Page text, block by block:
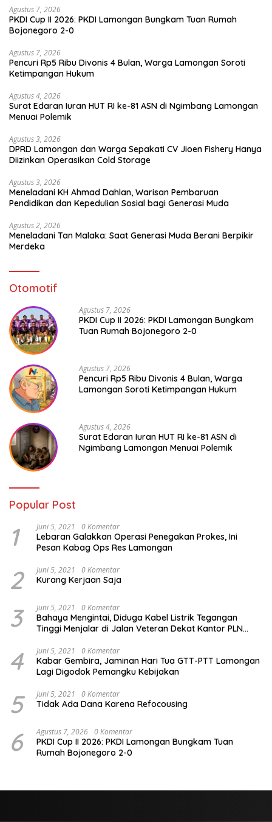
Agustus 7, 2026
PKDI Cup II 2026: PKDI Lamongan Bungkam Tuan Rumah
Bojonegoro 2-0
Agustus 7, 2026
Pencuri Rp5 Ribu Divonis 4 Bulan, Warga Lamongan Soroti
Ketimpangan Hukum
Agustus 4, 2026
Surat Edaran Iuran HUT RI ke-81 ASN di Ngimbang Lamongan
Menuai Polemik
Agustus 3, 2026
DPRD Lamongan dan Warga Sepakati CV Jioen Fishery Hanya
Diizinkan Operasikan Cold Storage
Agustus 3, 2026
Meneladani KH Ahmad Dahlan, Warisan Pembaruan
Pendidikan dan Kepedulian Sosial bagi Generasi Muda
Agustus 2, 2026
Meneladani Tan Malaka: Saat Generasi Muda Berani Berpikir
Merdeka
Otomotif
Agustus 7, 2026
PKDI Cup II 2026: PKDI Lamongan Bungkam
Tuan Rumah Bojonegoro 2-0
Agustus 7, 2026
Pencuri Rp5 Ribu Divonis 4 Bulan, Warga
Lamongan Soroti Ketimpangan Hukum
Agustus 4, 2026
Surat Edaran Iuran HUT RI ke-81 ASN di
Ngimbang Lamongan Menuai Polemik
Popular Post
1 Juni 5, 2021 0 Komentar
Lebaran Galakkan Operasi Penegakan Prokes, Ini
Pesan Kabag Ops Res Lamongan
2 Juni 5, 2021 0 Komentar
Kurang Kerjaan Saja
3 Juni 5, 2021 0 Komentar
Bahaya Mengintai, Diduga Kabel Listrik Tegangan
Tinggi Menjalar di Jalan Veteran Dekat Kantor PLN
4 Juni 5, 2021 0 Komentar
Kabar Gembira, Jaminan Hari Tua GTT-PTT Lamongan
Lagi Digodok Pemangku Kebijakan
5 Juni 5, 2021 0 Komentar
Tidak Ada Dana Karena Refocousing
6 Agustus 7, 2026 0 Komentar
PKDI Cup II 2026: PKDI Lamongan Bungkam Tuan
Rumah Bojonegoro 2-0